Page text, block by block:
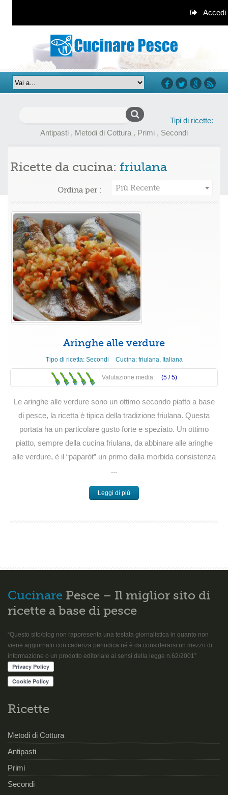
Accedi
Tipi di ricette:
Antipasti , Metodi di Cottura , Primi , Secondi
Ricette da cucina: friulana
Ordina per : Più Recente
Aringhe alle verdure
Tipo di ricetta: Secondi Cucina: friulana, Italiana
Valutazione media: (5 /5)
Le aringhe alle verdure sono un ottimo secondo piatto a base
di pesce, la ricetta è tipica della tradizione friulana. Questa
portata ha un particolare gusto forte e speziato. Un ottimo
piatto, sempre della cucina friulana, da abbinare alle aringhe
alle verdure, è il “paparòt” un primo dalla morbida consistenza
...
Leggi di più
Cucinare Pesce – Il miglior sito di
ricette a base di pesce
“Questo sito/blog non rappresenta una testata giornalistica in quanto non
viene aggiornato con cadenza periodica né è da considerarsi un mezzo di
informazione o un prodotto editoriale ai sensi della legge n.62/2001”
Ricette
Metodi di Cottura
Antipasti
Primi
Secondi